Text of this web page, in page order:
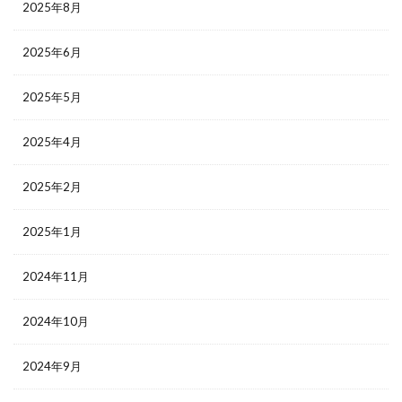
2025年8月
2025年6月
2025年5月
2025年4月
2025年2月
2025年1月
2024年11月
2024年10月
2024年9月